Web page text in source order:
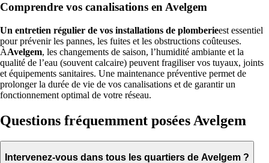
Comprendre vos canalisations en Avelgem
Un entretien régulier de vos installations de plomberieest essentiel
pour prévenir les pannes, les fuites et les obstructions coûteuses.
ÀAvelgem, les changements de saison, l’humidité ambiante et la
qualité de l’eau (souvent calcaire) peuvent fragiliser vos tuyaux, joints
et équipements sanitaires. Une maintenance préventive permet de
prolonger la durée de vie de vos canalisations et de garantir un
fonctionnement optimal de votre réseau.
Questions fréquemment posées Avelgem
Intervenez-vous dans tous les quartiers de Avelgem ?